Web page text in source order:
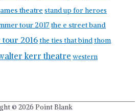
theatre stand up for heroes
tour 2017 the e street band
2016the ties that bindthom
kerr theatre western
© 2026 Point Blank